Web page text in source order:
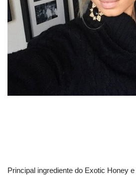
Principal ingrediente do Exotic Honey